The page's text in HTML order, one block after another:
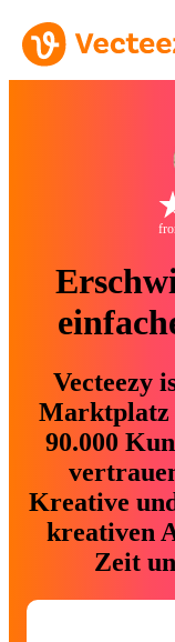
Vecteezy
Marktplatz
90.000
Kreative
kreativen
Zeit